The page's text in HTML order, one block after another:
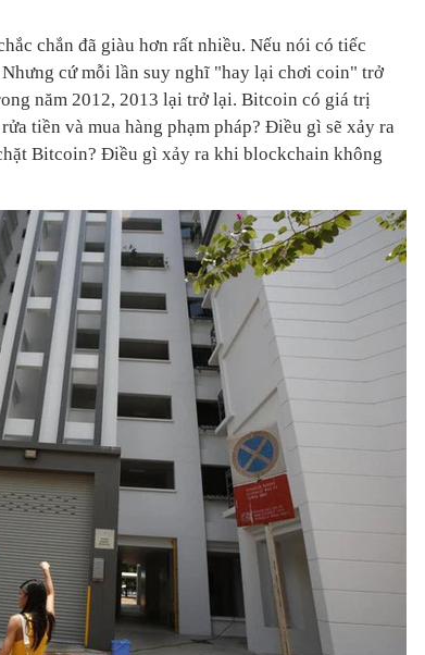
chắn đã giàu hơn rất nhiều. Nếu nói có tiếc
cứ mỗi lần suy nghĩ "hay lại chơi coin" trở
năm 2012, 2013 lại trở lại. Bitcoin có giá trị
tiền và mua hàng phạm pháp? Điều gì sẽ xảy ra
Bitcoin? Điều gì xảy ra khi blockchain không